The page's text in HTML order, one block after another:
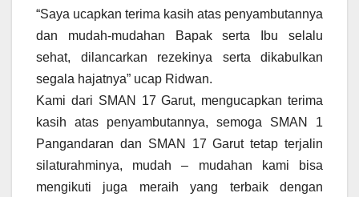
“Saya ucapkan terima kasih atas penyambutannya
dan mudah-mudahan Bapak serta Ibu selalu
sehat, dilancarkan rezekinya serta dikabulkan
segala hajatnya” ucap Ridwan.
Kami dari SMAN 17 Garut, mengucapkan terima
kasih atas penyambutannya, semoga SMAN 1
Pangandaran dan SMAN 17 Garut tetap terjalin
silaturahminya, mudah – mudahan kami bisa
mengikuti juga meraih yang terbaik dengan